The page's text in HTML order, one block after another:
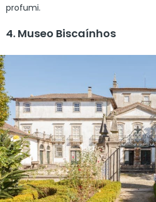
profumi.
4. Museo Biscaínhos